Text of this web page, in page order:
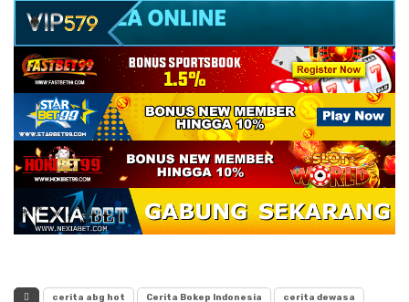
cerita abg hot Cerita Bokep Indonesia cerita dewasa